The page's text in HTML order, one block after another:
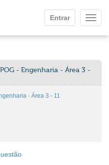
Entrar
- Engenharia - Área 3 -
- Área 3 - 11